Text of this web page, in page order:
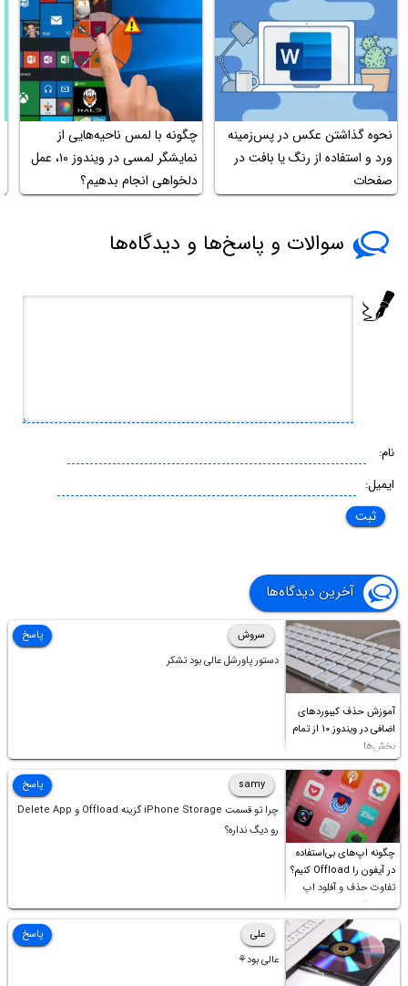
نحوه گذاشتن عکس در پس‌زمینه
ورد و استفاده از رنگ یا بافت در
صفحات
چگونه با لمس ناحیه‌هایی از
نمایشگر لمسی در ویندوز ۱۰، عمل
دلخواهی انجام بدهیم؟
سوالات و پاسخ‌ها و دیدگاه‌ها
نام:
ایمیل:
آخرین دیدگاه‌ها
آموزش حذف کیبوردهای
اضافی در ویندوز ۱۰ از تمام
بخش‌ها
سروش
دستور پاورشل عالی بود تشکر
پاسخ
چگونه اپ‌های بی‌استفاده
در آیفون را Offload کنیم؟
تفاوت حذف و آفلود اپ
چیست؟
samy
چرا تو قسمت iPhone Storage گزینه Offload و Delete App
رو دیگ نداره؟
پاسخ
علی
عالی بود⚘
پاسخ